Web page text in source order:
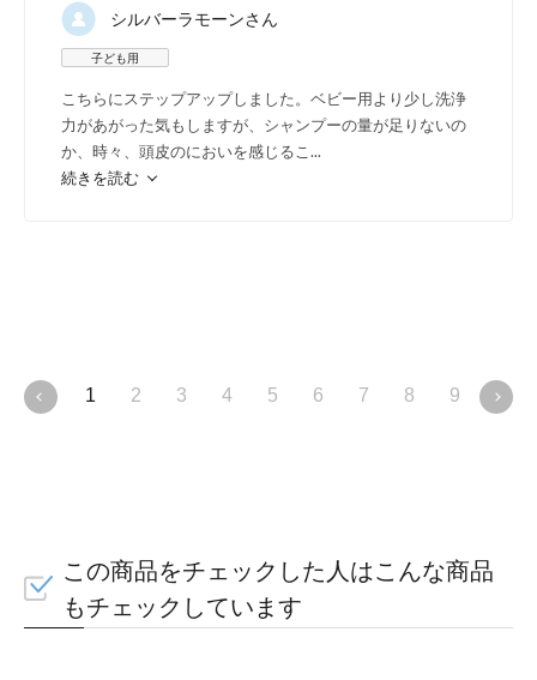
そんなキッズのあたま事情とシャン
目にもしみにくく、キメ細か
シルバーラモーンさん
子ども用
こちらにステップアップしました。ベビー用より少し洗浄
力があがった気もしますが、シャンプーの量が足りないの
か、時々、頭皮のにおいを感じるこ...
続きを読む
1 2 3 4 5 6 7 8 9 10
この商品をチェックした人はこんな商品
もチェックしています